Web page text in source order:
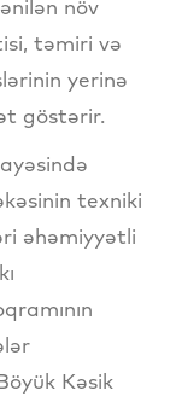
növ
təmiri və
yerinə
göstərir.
texniki
əhəmiyyətli
Kəsik